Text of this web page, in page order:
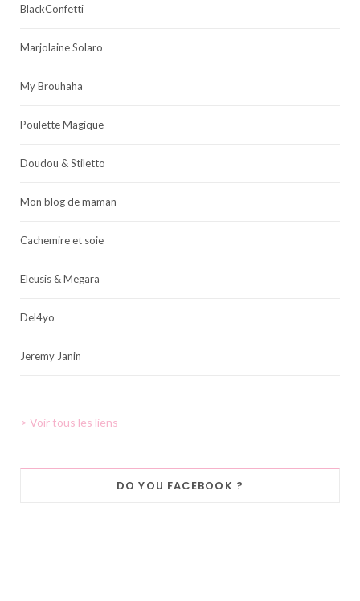
BlackConfetti
Marjolaine Solaro
My Brouhaha
Poulette Magique
Doudou & Stiletto
Mon blog de maman
Cachemire et soie
Eleusis & Megara
Del4yo
Jeremy Janin
> Voir tous les liens
DO YOU FACEBOOK ?